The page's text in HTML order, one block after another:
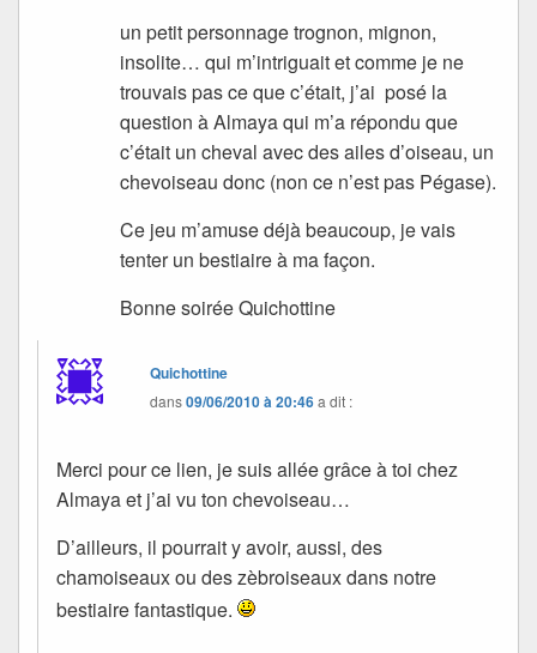
un petit personnage trognon, mignon,
insolite… qui m’intriguait et comme je ne
trouvais pas ce que c’était, j’ai posé la
question à Almaya qui m’a répondu que
c’était un cheval avec des ailes d’oiseau, un
chevoiseau donc (non ce n’est pas Pégase).
Ce jeu m’amuse déjà beaucoup, je vais
tenter un bestiaire à ma façon.
Bonne soirée Quichottine
Quichottine
dans09/06/2010 à 20:46a dit :
Merci pour ce lien, je suis allée grâce à toi chez
Almaya et j’ai vu ton chevoiseau…
D’ailleurs, il pourrait y avoir, aussi, des
chamoiseaux ou des zèbroiseaux dans notre
bestiaire fantastique.